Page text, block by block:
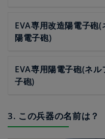
EVA専用改造陽電子砲
陽電子砲)
EVA専用陽電子砲(ネ
子砲)
3. この兵器の名前は？